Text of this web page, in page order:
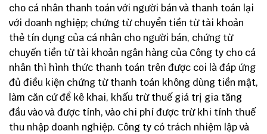
cho cá nhân thanh toán với người bán và thanh toán lại
với doanh nghiệp; chứng từ chuyển tiền từ tài khoản
thẻ tín dụng của cá nhân cho người bán, chứng từ
chuyến tiền từ tài khoản ngân hàng của Công ty cho cá
nhân thì hình thức thanh toán trên được coi là đáp ứng
đủ điều kiện chứng từ thanh toán không dùng tiền mật,
làm căn cứ để kê khai, khấu trừ thuế giá trị gia tăng
đầu vào và được tính, vào chi phí được trừ khi tính thuế
thu nhập doanh nghiệp. Công ty có trách nhiệm lập và